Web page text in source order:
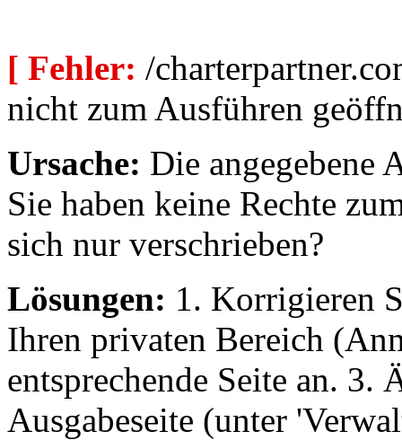
[ Fehler: /
nicht zum Ausführen
Ursache: Die angegebene
Sie haben keine Rechte
sich nur verschrieben?
Lösungen: 1. Korrigieren
Ihren privaten Bereich
entsprechende Seite an. 3.
Ausgabeseite (unter